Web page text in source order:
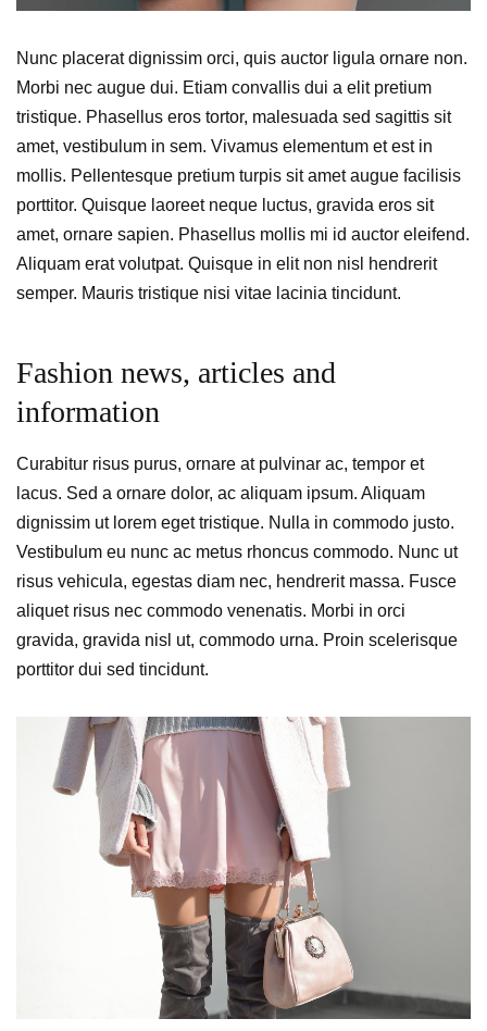
Nunc placerat dignissim orci, quis auctor ligula ornare non.
Morbi nec augue dui. Etiam convallis dui a elit pretium
tristique. Phasellus eros tortor, malesuada sed sagittis sit
amet, vestibulum in sem. Vivamus elementum et est in
mollis. Pellentesque pretium turpis sit amet augue facilisis
porttitor. Quisque laoreet neque luctus, gravida eros sit
amet, ornare sapien. Phasellus mollis mi id auctor eleifend.
Aliquam erat volutpat. Quisque in elit non nisl hendrerit
semper. Mauris tristique nisi vitae lacinia tincidunt.
Fashion news, articles and
information
Curabitur risus purus, ornare at pulvinar ac, tempor et
lacus. Sed a ornare dolor, ac aliquam ipsum. Aliquam
dignissim ut lorem eget tristique. Nulla in commodo justo.
Vestibulum eu nunc ac metus rhoncus commodo. Nunc ut
risus vehicula, egestas diam nec, hendrerit massa. Fusce
aliquet risus nec commodo venenatis. Morbi in orci
gravida, gravida nisl ut, commodo urna. Proin scelerisque
porttitor dui sed tincidunt.